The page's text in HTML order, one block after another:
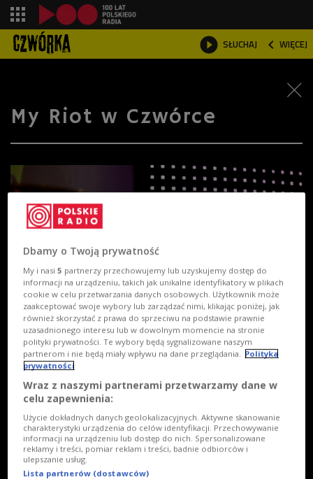
 SŁUCHAJ  WIĘCEJ

My Riot w Czwórce
Dbamy o Twoją prywatność
My i nasi5 partnerzy przechowujemy lub uzyskujemy dostęp do
informacji na urządzeniu, takich jak unikalne identyfikatory w plikach
cookie w celu przetwarzania danych osobowych. Użytkownik może
zaakceptować swoje wybory lub zarządzać nimi, klikając poniżej, jak
również skorzystać z prawa do sprzeciwu na podstawie prawnie
uzasadnionego interesu lub w dowolnym momencie na stronie
polityki prywatności. Te wybory będą sygnalizowane naszym
partnerom i nie będą miały wpływu na dane przeglądania.
Polityka
prywatności
Wraz z naszymi partnerami przetwarzamy dane w
celu zapewnienia:
Użycie dokładnych danych geolokalizacyjnych. Aktywne skanowanie
charakterystyki urządzenia do celów identyfikacji. Przechowywanie
informacji na urządzeniu lub dostęp do nich. Spersonalizowane
reklamy i treści, pomiar reklam i treści, badnie odbiorców i
ulepszanie usług.
Lista partnerów (dostawców)